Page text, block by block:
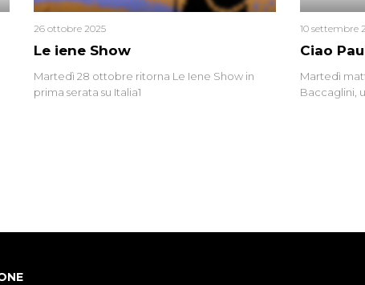
Le iene Show
26 ottobre 2025
Martedì 28 ottobre ritorna Le Iene Show in
prima serata su Italia1
Ciao
10 settembre
Martedì
Baccaglini,